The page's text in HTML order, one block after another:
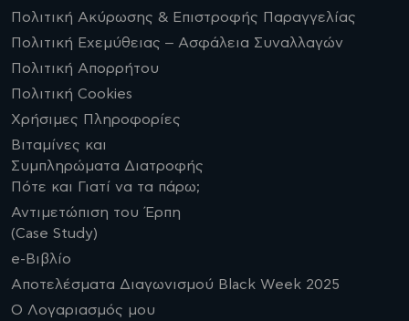
Πολιτική Ακύρωσης & Επιστροφής Παραγγελίας
Πολιτική Εχεμύθειας – Ασφάλεια Συναλλαγών
Πολιτική Απορρήτου
Πολιτική Cookies
Χρήσιμες Πληροφορίες
Βιταμίνες και
Συμπληρώματα Διατροφής
Πότε και Γιατί να τα πάρω;
Αντιμετώπιση του Έρπη
(Case Study)
e-Βιβλίο
Αποτελέσματα Διαγωνισμού Black Week 2025
Ο Λογαριασμός μου